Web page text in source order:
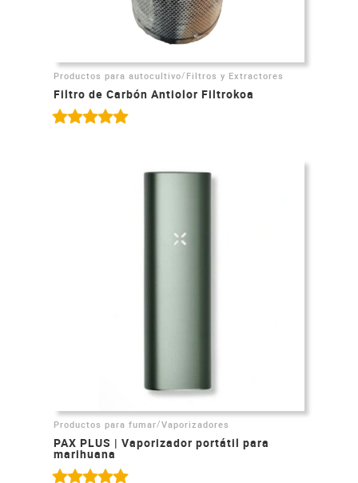
Productos para autocultivo/ Filtros y Extractores
Filtro de Carbón Antiolor Filtrokoa
Productos para fumar/Vaporizadores
PAX PLUS | Vaporizador portátil para
marihuana